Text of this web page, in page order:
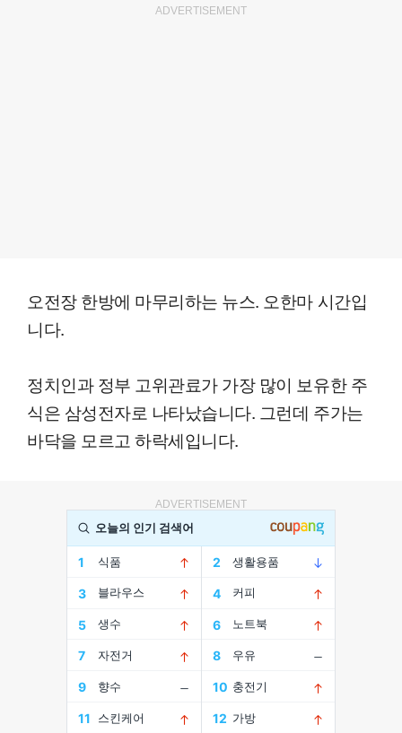
ADVERTISEMENT
오전장 한방에 마무리하는 뉴스. 오한마 시간입
니다.
정치인과 정부 고위관료가 가장 많이 보유한 주
식은 삼성전자로 나타났습니다. 그런데 주가는
바닥을 모르고 하락세입니다.
ADVERTISEMENT